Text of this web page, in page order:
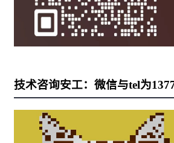
技术咨询安工：微信与tel为